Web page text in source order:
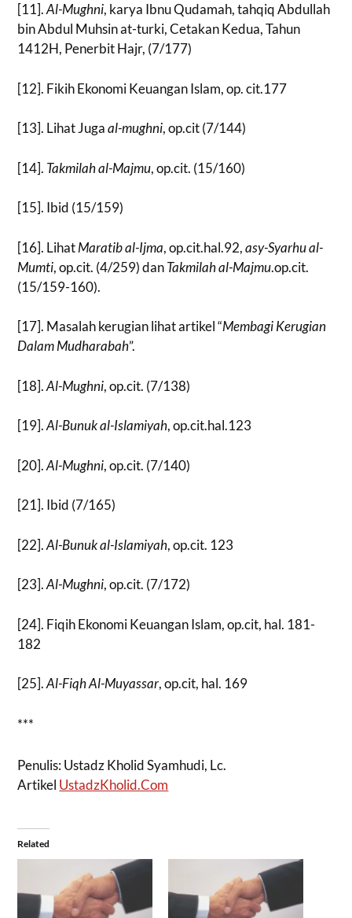
[11].Al-Mughni, karya Ibnu Qudamah, tahqiq Abdullah
bin Abdul Muhsin at-turki, Cetakan Kedua, Tahun
1412H, Penerbit Hajr, (7/177)
[12]. Fikih Ekonomi Keuangan Islam, op. cit.177
[13]. Lihat Jugaal-mughni, op.cit (7/144)
[14]. Takmilah al-Majmu, op.cit. (15/160)
[15]. Ibid (15/159)
[16]. LihatMaratib al-Ijma, op.cit.hal.92,asy-Syarhu al-
Mumti, op.cit. (4/259) danTakmilah al-Majmu.op.cit.
(15/159-160).
[17]. Masalah kerugian lihat artikel “Membagi Kerugian
Dalam Mudharabah”.
[18].Al-Mughni, op.cit. (7/138)
[19].Al-Bunuk al-Islamiyah, op.cit.hal.123
[20].Al-Mughni, op.cit. (7/140)
[21]. Ibid (7/165)
[22].Al-Bunuk al-Islamiyah, op.cit. 123
[23].Al-Mughni, op.cit. (7/172)
[24]. Fiqih Ekonomi Keuangan Islam, op.cit, hal. 181-
182
[25].Al-Fiqh Al-Muyassar, op.cit, hal. 169
***
Penulis: Ustadz Kholid Syamhudi, Lc.
Artikel UstadzKholid.Com
Related